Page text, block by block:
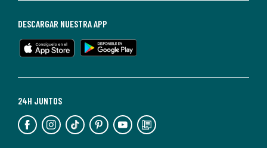
de
en
cualquier
Para
información,
puedes
24H JUNTOS
DESCARGAR NUESTRA APP